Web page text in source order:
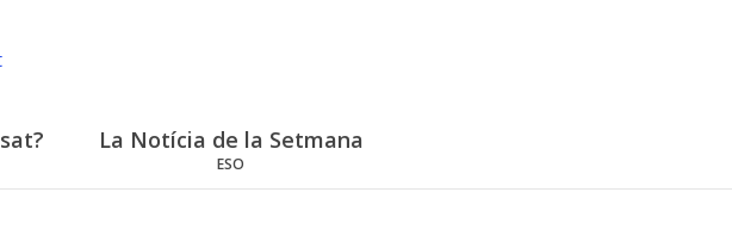
La Notícia de la Setmana
ESO